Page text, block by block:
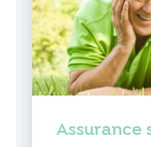
Assurance